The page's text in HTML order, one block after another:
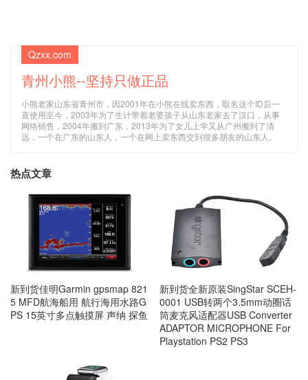
Qzxx.com
青州小熊--坚持只做正品
小熊老家山东省青州市，因2001年在小熊在线卖东西，取名这个ID后一
直使用至今，2003年为了生计带着老婆孩子从山东老家去了汉口，从事
网络销售，2004年搬到广东，2013年为了女儿上学又从广州搬到了清
远，一个在广东的山东人，一个在网上卖东西交到很多朋友的山东人。
热点文章
新到货佳明Garmin gpsmap 821
5 MFD航海船用 航行海用水路G
PS 15英寸多点触摸屏 声纳 探鱼
新到货全新原装SingStar SCEH-
0001 USB转两个3.5mm动圈话
筒麦克风适配器USB Converter
ADAPTOR MICROPHONE For
Playstation PS2 PS3